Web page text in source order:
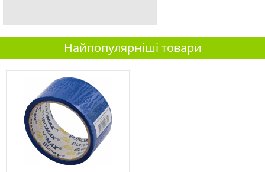
Найпопулярніші товари